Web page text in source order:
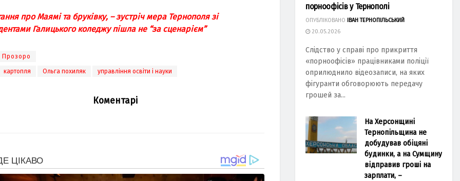
про Маямі та бруківку, – зустріч мера Тернополя зі
Галицького коледжу пішла не “за сценарієм”
Прозоро
картопля Ольга похиляк управління освіти і науки
Коментарі
порноофісів у Тернополі
ОПУБЛІКОВАНО
ІВАН ТЕРНОПІЛЬСЬКИЙ
20.05.2026
Слідство у справі про прикриття
«порноофісів» працівниками поліції
оприлюднило відеозаписи, на яких
фігуранти обговорюють передачу
грошей за...
На Херсонщині
Тернопільщина не
добудував обіцяні
будинки, а на Сумщину
відправив гроші на
зарплати, –